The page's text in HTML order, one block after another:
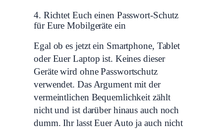
4. Richtet Euch einen Passwort-Schutz
für Eure Mobilgeräte ein
Egal ob es jetzt ein Smartphone, Tablet
oder Euer Laptop ist. Keines dieser
Geräte wird ohne Passwortschutz
verwendet. Das Argument mit der
vermeintlichen Bequemlichkeit zählt
nicht und ist darüber hinaus auch noch
dumm. Ihr lasst Euer Auto ja auch nicht